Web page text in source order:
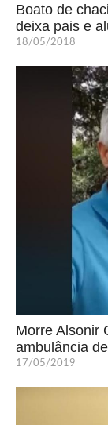
Boato de
deixa pais e
18/05/2018
Morre Alsonir
ambulância
17/05/2019